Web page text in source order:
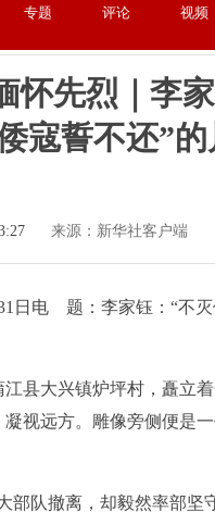
专题 评论 视频
怀先烈｜李家
寇誓不还”
来源：新华社客户端
电 题：李家钰：“不灭
大兴镇炉坪村，矗立着
视远方。雕像旁侧便是
队撤离，却毅然率部坚